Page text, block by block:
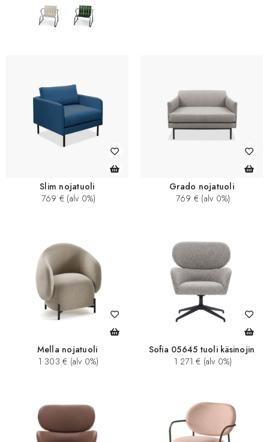
Slim nojatuoli
769 € (alv 0%)
Grado nojatuoli
769 € (alv 0%)
Mella nojatuoli
1 303 € (alv 0%)
Sofia 05645 tuoli käsinojin
1 271 € (alv 0%)